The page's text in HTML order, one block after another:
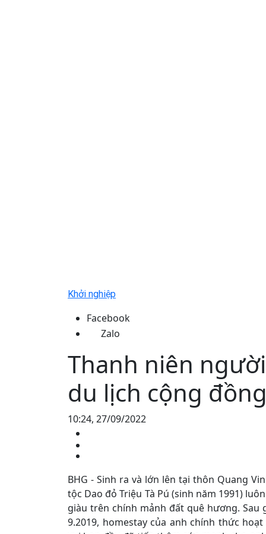
Khởi nghiệp
Facebook
Zalo
Thanh niên
du lịch cộng đồng
10:24, 27/09/2022
BHG - Sinh ra và lớn lên tại thôn Quang
tộc Dao đỏ Triệu Tà Pú (sinh năm 1991)
giàu trên chính mảnh đất quê hương.
9.2019, homestay của anh chính thức